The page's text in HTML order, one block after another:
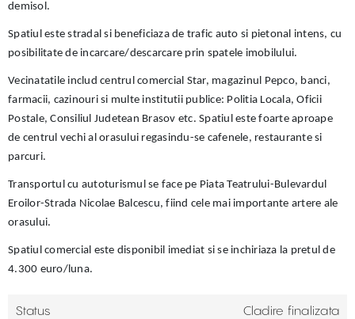
demisol.
Spatiul este stradal si beneficiaza de trafic auto si pietonal intens, cu
posibilitate de incarcare/descarcare prin spatele imobilului.
Vecinatatile includ centrul comercial Star, magazinul Pepco, banci,
farmacii, cazinouri si multe institutii publice: Politia Locala, Oficii
Postale, Consiliul Judetean Brasov etc. Spatiul este foarte aproape
de centrul vechi al orasului regasindu-se cafenele, restaurante si
parcuri.
Transportul cu autoturismul se face pe Piata Teatrului-Bulevardul
Eroilor-Strada Nicolae Balcescu, fiind cele mai importante artere ale
orasului.
Spatiul comercial este disponibil imediat si se inchiriaza la pretul de
4.300 euro/luna.
Status Cladire finalizata